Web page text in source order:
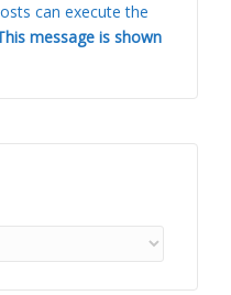
can execute the
message is shown